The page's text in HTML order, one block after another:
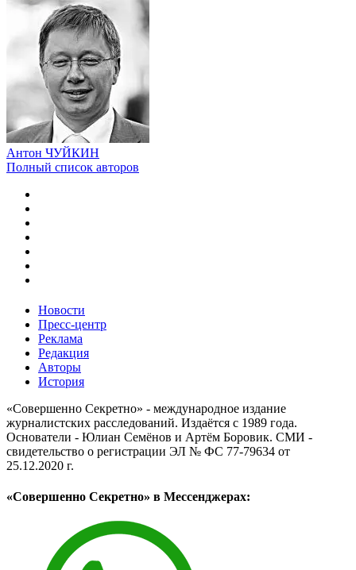
Антон ЧУЙКИН
Полный список авторов
Новости
Пресс-центр
Реклама
Редакция
Авторы
История
«Совершенно Секретно» - международное издание
журналистских расследований. Издаётся с 1989 года.
Основатели - Юлиан Семёнов и Артём Боровик. CМИ -
свидетельство о регистрации ЭЛ № ФС 77-79634 от
25.12.2020 г.
«Совершенно Секретно» в Мессенджерах: